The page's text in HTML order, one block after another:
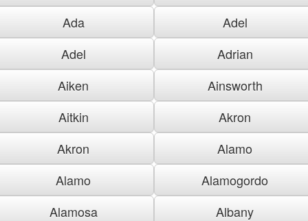
Ada
Adel
Adel
Adrian
Aiken
Ainsworth
Aitkin
Akron
Akron
Alamo
Alamo
Alamogordo
Alamosa
Albany